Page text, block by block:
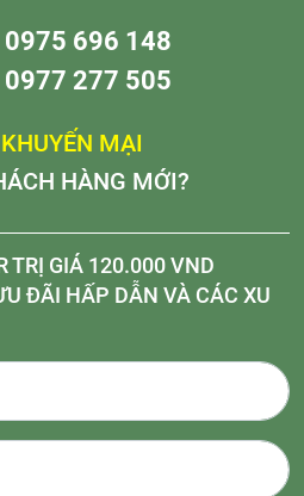
0975 696 148
0977 277 505
MẠI
HÀNG MỚI?
TRỊ GIÁ 120.000 VND
ĐÃI HẤP DẪN VÀ CÁC XU